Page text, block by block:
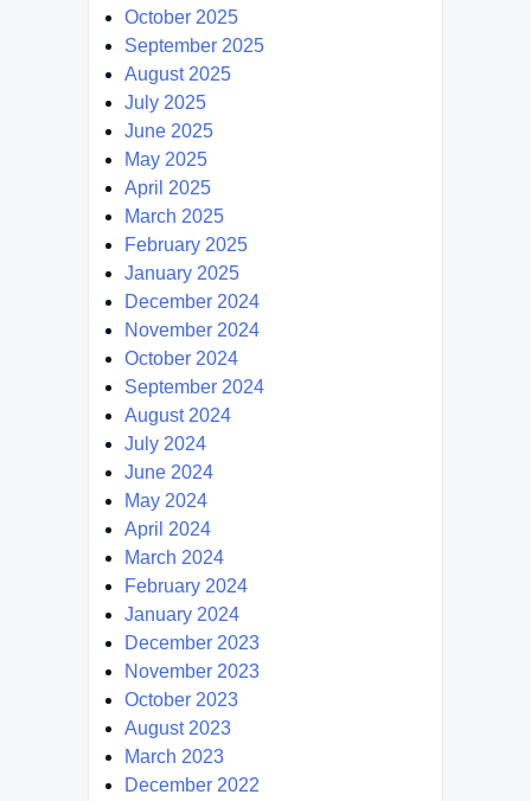
October 2025
September 2025
August 2025
July 2025
June 2025
May 2025
April 2025
March 2025
February 2025
January 2025
December 2024
November 2024
October 2024
September 2024
August 2024
July 2024
June 2024
May 2024
April 2024
March 2024
February 2024
January 2024
December 2023
November 2023
October 2023
August 2023
March 2023
December 2022